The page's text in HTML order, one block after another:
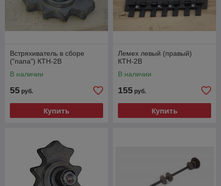
Встряхиватель в сборе
("папа") КТН-2В
В наличии
55 руб.
Купить
Лемех левый (правый)
КТН-2В
В наличии
155 руб.
Купить